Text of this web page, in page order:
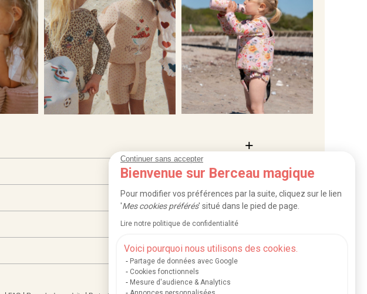
Continuer sans accepter
Bienvenue sur Berceau magique
Pour modifier vos préférences par la suite, cliquez sur le lien
'Mes cookies préférés' situé dans le pied de page.
Lire notre politique de confidentialité
Voici pourquoi nous utilisons des cookies.
Partage de données avec Google
Cookies fonctionnels
Mesure d'audience & Analytics